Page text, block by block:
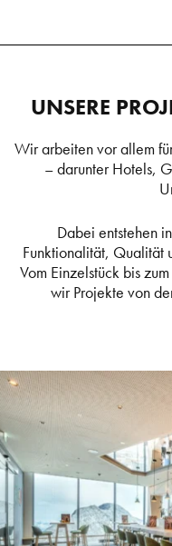
UNSERE
Wir arbeiten vor allem
– darunter Hotels,
Dabei entstehen
Funktionalität, Qualität
Vom Einzelstück bis
wir Projekte von